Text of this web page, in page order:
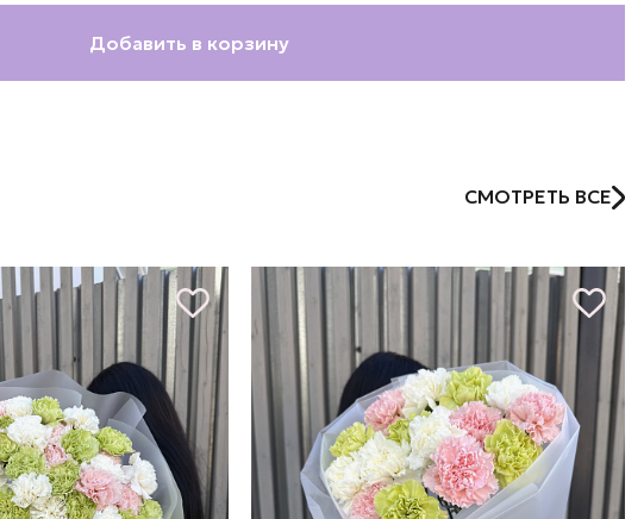
Добавить в корзину
СМОТРЕТЬ ВСЕ